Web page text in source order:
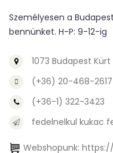
Személyesen a
bennünket. H-P: 9-12-ig
1073 Budapest
(+36) 20-468-
(+36-1) 322-3423
fedelnelkul kukac
Webshopunk: